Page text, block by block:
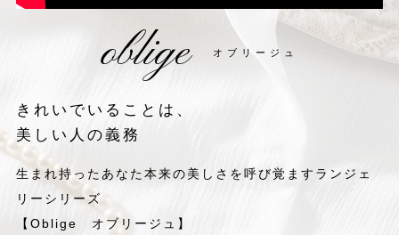
oblige オブリージュ
きれいでいることは、
美しい人の義務
生まれ持ったあなた本来の美しさを呼び覚ますランジェ
リーシリーズ
【Oblige オブリージュ】